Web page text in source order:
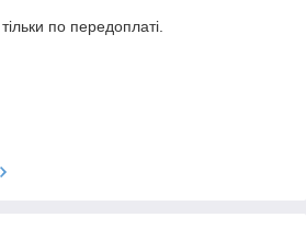
по передоплаті.